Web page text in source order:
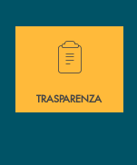
immediata?
Hai bisogno di
TRASPARENZA